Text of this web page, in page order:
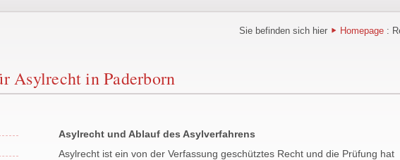
Sie befinden sich hier Homepage :
Asylrecht inPaderborn
Asylrecht und Ablauf des Asylverfahrens
Asylrecht ist ein von der Verfassung geschütztes Recht und die Prüfung hat